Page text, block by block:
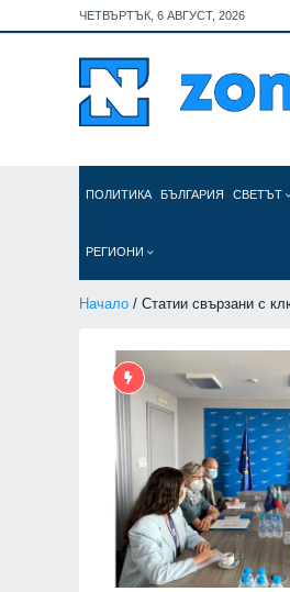
ЧЕТВЪРТЪК, 6 АВГУСТ, 2026
ПОЛИТИКА БЪЛГАРИЯ СВЕТЪТ
РЕГИОНИ
Начало / Статии свързани с